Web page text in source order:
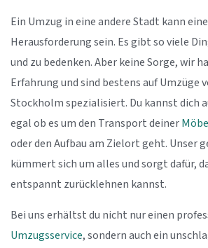
Ein Umzug in eine andere Stadt kann
Herausforderung sein. Es gibt so viele
und zu bedenken. Aber keine Sorge, wir
Erfahrung und sind bestens auf Umzüge
Stockholm spezialisiert. Du kannst dich
egal ob es um den Transport deiner
oder den Aufbau am Zielort geht. Unser
kümmert sich um alles und sorgt dafür,
entspannt zurücklehnen kannst.
Bei uns erhältst du nicht nur einen
Umzugsservice, sondern auch ein